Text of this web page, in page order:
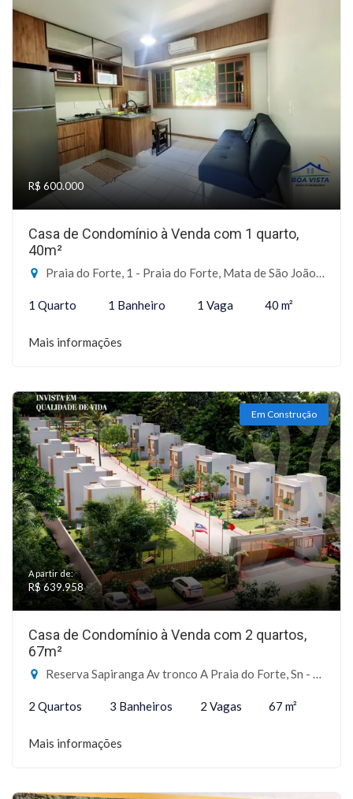
R$ 600.000
Casa de Condomínio à Venda com 1 quarto,
40m²
Praia do Forte, 1 - Praia do Forte, Mata de São João-BA
1 Quarto 1 Banheiro 1 Vaga 40 m²
Mais informações
Em Construção
A partir de:
R$ 639.958
Casa de Condomínio à Venda com 2 quartos,
67m²
Reserva Sapiranga Av tronco A Praia do Forte, Sn - Reserva Sapiranga, Mata de São João-BA
2 Quartos 3 Banheiros 2 Vagas 67 m²
Mais informações